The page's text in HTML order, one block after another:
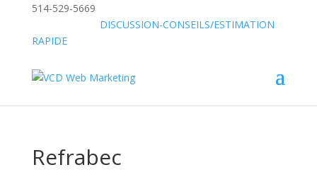
514-529-5669
DISCUSSION-CONSEILS/ESTIMATION
RAPIDE
Refrabec